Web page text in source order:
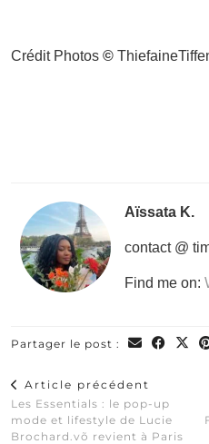
Crédit Photos ©
Aïssata K.
contact @
Find me on:
Partager le post :
Article précédent
Les Essentials : le pop-up
mode et lifestyle de Lucie
Brochard.võ revient à Paris